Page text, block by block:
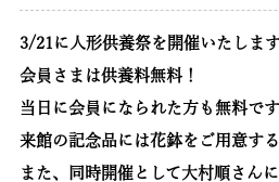
3/21に人形供養祭を開催いたします
会員さまは供養料無料！
当日に会員になられた方も無料です
来館の記念品には花鉢をご用意する
また、同時開催として大村順さん